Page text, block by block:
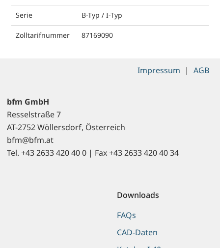
Serie B-Typ / I-Typ
Zolltarifnummer 87169090
bfm GmbH
Resselstraße 7
AT-2752 Wöllersdorf, Österreich
bfm@bfm.at
Tel. +43 2633 420 40 0 | Fax +43 2633 420 40 34
Downloads
FAQs
CAD-Daten
Impressum | AGB